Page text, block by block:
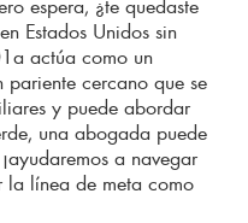
Estados Unidos sin
actúa como un
pariente cercano que se
y puede abordar
una abogada puede
a navegar
línea de meta como